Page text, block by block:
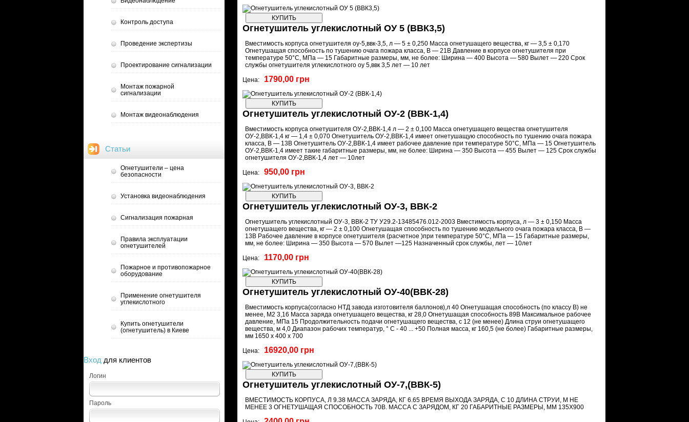
Огнетушитель углекислотный ОУ 5 (ВВК3,5)
Вместимость корпуса огнетушителя оу-5,ввк-3,5, л — 5 ± 0,250 Масса огнетушащего вещества, кг — 3,5 ± 0,170
Огнетушащая способность по тушению очага пожара класса, В — 21В Давление в корпусе огнетушителя при
температуре 50°С, МПа — 15 Габаритные размеры, мм, не более: Ширина — 400 Высота — 580 Вылет — 220 Срок
службы огнетушителя углекислотного оу 5,ввк 3,5 лет — 10 лет
Цена: 1790,00 грн
Огнетушитель углекислотный ОУ-2 (ВВК-1,4)
Вместимость корпуса огнетушителя ОУ-2,ВВК-1,4 л — 2 ± 0,100 Масса огнетушащего вещества огнетушителя
ОУ-2,ВВК-1,4 кг — 1,4 ± 0,070 Огнетушитель ОУ-2,ВВК-1,4 имеет огнетушащую способность по тушению очага пожара
класса, В — 13В Огнетушитель ОУ-2,ВВК-1,4 имеет рабочее давление при температуре 50°С, МПа — 15 Огнетушитель
ОУ-2,ВВК-1,4 имеет такие габаритные размеры, мм, не более: Ширина — 350 Высота — 455 Вылет — 125 Срок службы
огнетушителя ОУ-2,ВВК-1,4 лет — 10лет
Цена: 950,00 грн
Огнетушитель углекислотный ОУ-3, ВВК-2
Огнетушитель углекислотный ОУ-3, ВВК-2 ТУ У29.2-13485476.012-2003 Вместимость корпуса, л — 3 ± 0,150 Масса
огнетушащего вещества, кг — 2 ± 0,100 Огнетушащая способность по тушению модельного очага пожара класса, В —
13В Рабочее давление в корпусе огнетушителя (расчетное )при температуре 50°С, МПа — 15 Габаритные размеры,
мм, не более: Ширина — 350 Высота — 570 Вылет —125 Назначенный срок службы, лет — 10лет
Цена: 1170,00 грн
Огнетушитель углекислотный ОУ-40(ВВК-28)
Вместимость корпуса(согласно НТД завода изготовителя баллонов),л 40 Огнетушащая способность (по классу В) не
менее, М2 3,16 Масса заряда огнетушащего вещества, кг 28,0 Огнетушащая способность 89В Максимальное рабочее
давление, МПа 15 Продолжительность подачи огнетушащего вещества, с 12 (не менее) Длина струи огнетушащего
вещества, м 4,0 Диапазон рабочих температур, ° C - 40 ... +50 Полная масса, кг 160,5 (не более) Габаритные размеры,
мм 1650 х 400 х 700
Цена: 16920,00 грн
Огнетушитель углекислотный ОУ-7,(ВВК-5)
ВМЕСТИМОСТЬ КОРПУСА, Л 9.38 МАССА ЗАРЯДА, КГ 6.65 ВРЕМЯ ВЫХОДА ЗАРЯДА, С 10 ДЛИНА СТРУИ, М НЕ
МЕНЕЕ 3 ОГНЕТУШАЩАЯ СПОСОБНОСТЬ 70В. МАССА С ЗАРЯДОМ, КГ 20 ГАБАРИТНЫЕ РАЗМЕРЫ, ММ 135Х900
Контроль доступа
Проведение экспертизы
Проектирование сигнализации
Монтаж пожарной
сигнализации
Монтаж видеонаблюдения
Статьи
Огнетушители – цена
безопасности
Установка видеонаблюдения
Сигнализация пожарная
Правила эксплуатации
огнетушителей
Пожарное и противопожарное
оборудование
Применение огнетушителя
углекислотного
Купить огнетушители
(огнетушитель) в Киеве
Вход для клиентов
Логин
Пароль